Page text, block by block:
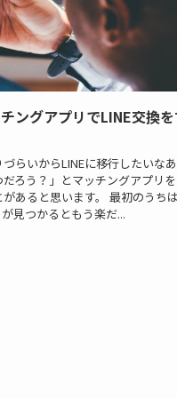
ングアプリでLINE交換
らいからLINEに移行したいなあ
だろう？」とマッチングアプリ
あると思います。 最初のうち
見つかるともう楽だ...